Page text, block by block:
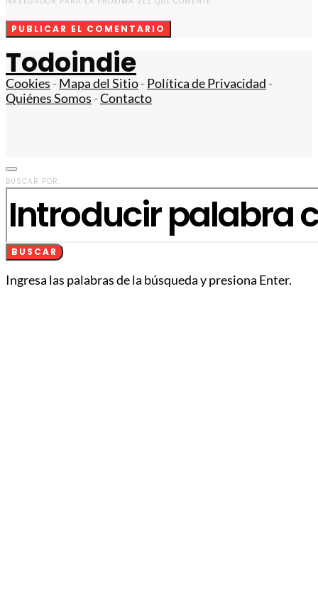
Todoindie
Cookies -Mapa del Sitio-Política de Privacidad -
Quiénes Somos -Contacto
BUSCAR POR:
BUSCAR
Ingresa las palabras de la búsqueda y presiona Enter.